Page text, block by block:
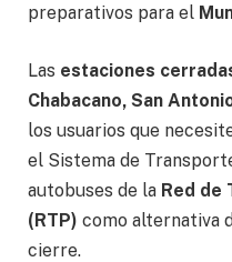
preparativos para el
Las estaciones
Chabacano, San
los usuarios que
el Sistema de
autobuses de la Red de
(RTP) como alternativa
cierre.